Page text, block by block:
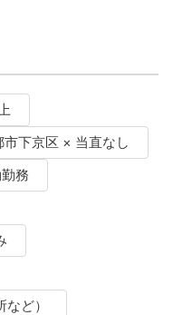
市下京区 × 当直なし
務
ど）